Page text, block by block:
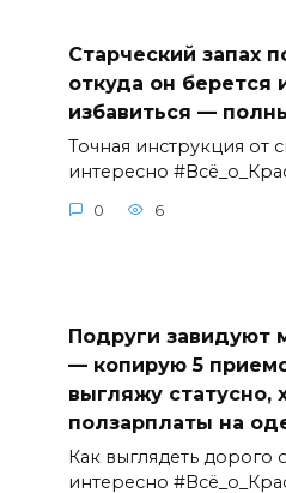
Старческий запах
откуда он берется
избавиться —
Точная инструкция от
интересно
0 6
Подруги завидуют
— копирую 5
выгляжу статусно,
ползарплаты на
Как выглядеть дорого
интересно